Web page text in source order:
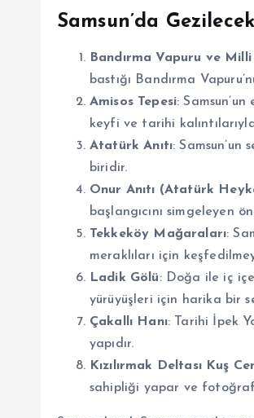
Samsun’da
Bandırma Vapuru ve
bastığı Bandırma
Amisos Tepesi:
keyfi ve tarihi
Atatürk Anıtı:
biridir.
Onur Anıtı (Atatürk
başlangıcını simgeleyen
Tekkeköy Mağaraları:
meraklıları için
Ladik Gölü: Doğa ile iç
yürüyüşleri için harika bir
Çakallı Hanı: Tarihi İpek
yapıdır.
Kızılırmak Deltası Kuş
sahipliği yapar ve